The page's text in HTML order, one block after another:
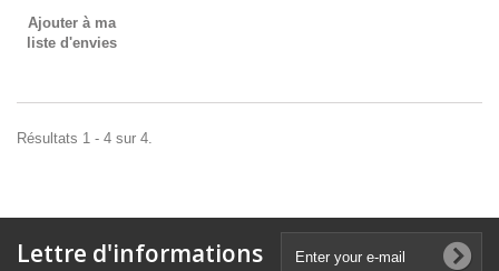
Ajouter à ma
liste d'envies
Résultats 1 - 4 sur 4.
Lettre d'informations